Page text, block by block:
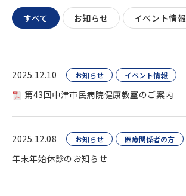
すべて お知らせ イベント情報
2025.12.10 お知らせ イベント情報
第43回中津市民病院健康教室のご案内
2025.12.08 お知らせ 医療関係者の方
年末年始休診のお知らせ